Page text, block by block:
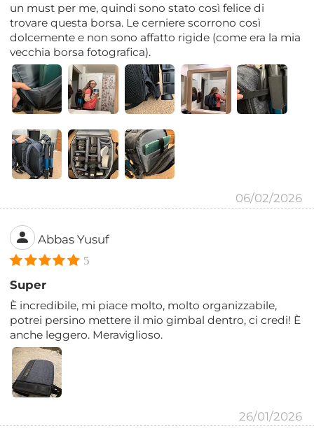
un must per me, quindi sono stato così felice di
trovare questa borsa. Le cerniere scorrono così
dolcemente e non sono affatto rigide (come era la mia
vecchia borsa fotografica).
06/02/2026
Abbas Yusuf
5
Super
È incredibile, mi piace molto, molto organizzabile,
potrei persino mettere il mio gimbal dentro, ci credi! È
anche leggero. Meraviglioso.
26/01/2026